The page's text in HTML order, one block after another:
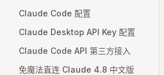
Claude Code 配置
Claude Desktop API Key 配置
Claude Code API 第三方接入
免魔法直连 Claude 4.8 中文版